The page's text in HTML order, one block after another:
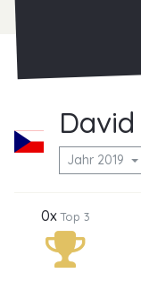
Jahr 2019
0xTop 3